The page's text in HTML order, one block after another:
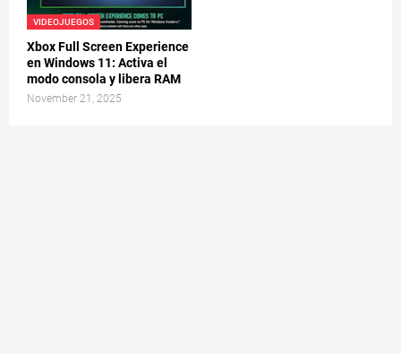
VIDEOJUEGOS
Xbox Full Screen Experience
en Windows 11: Activa el
modo consola y libera RAM
November 21, 2025